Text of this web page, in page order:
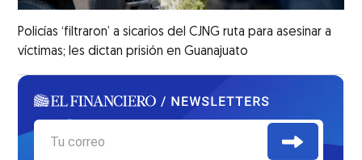
Policías ‘filtraron’ a sicarios del CJNG ruta para asesinar a
víctimas; les dictan prisión en Guanajuato